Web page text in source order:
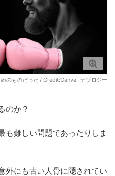
のものだった / Credit:Canva . ナゾロジー
のか？
も難しい問題であったりしま
外にも古い人骨に隠されてい